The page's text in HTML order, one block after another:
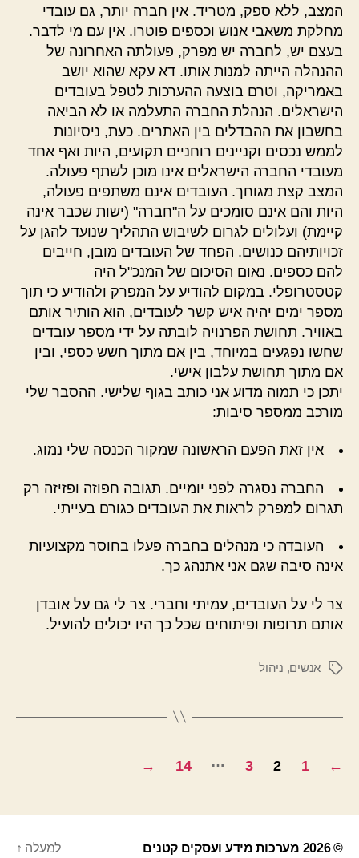
המצב, ללא ספק, מטריד. אין חברה יותר, גם עובדי
מחלקת משאבי אנוש וכספים פוטרו. אין עם מי לדבר.
בעצם יש, לחברה יש מפרק, פעולתה האחרונה של
ההנהלה הייתה למנות אותו. דא עקא שהוא יושב
באמריקה, וטרם בוצעה ההערכות לטפל בעובדים
הישראלים. הנהלת החברה התעלמה או לא הביאה
בחשבון את ההבדלים בין האתרים. כעת, ניסיונות
לממש נכסים וקניינים רוחניים תקועים, היות ואף אחד
מעובדי החברה הישראלים אינו מוכן לשתף פעולה.
המצב קצת מגוחך. העובדים אינם משתפים פעולה,
היות והם אינם סומכים על ה"חברה" (ישות שכבר אינה
קיימת) ועלולים לגרום לשיבוש התהליך שנועד להגן על
זכויותיהם כנושים. הפחד של העובדים מובן, חייבים
להם כספים. נאום הסיכום של המנכ"ל היה
קטסטרופלי. במקום להודיע על המפרק ולהודיע כי תוך
מספר ימים יהיה איש קשר לעובדים, הוא הותיר אותם
באוויר. תחושת הפרנויה לובתה על ידי מספר עובדים
שחשו נפגעים במיוחד, בין אם מתוך חשש כספי, ובין
אם מתוך תחושת עלבון אישי.
יתכן כי תמוה מדוע אני כותב בגוף שלישי. ההסבר שלי
מורכב ממספר סיבות:
אין זאת הפעם הראשונה שמקור הכנסה שלי נמוג.
החברה נסגרה לפני יומיים. תגובה חפוזה ופזיזה רק
תגרום למפרק לראות את העובדים כגורם בעייתי.
העובדה כי מנהלים בחברה פעלו בחוסר מקצועיות
אינה סיבה שגם אני אתנהג כך.
צר לי על העובדים, עמיתי וחברי. צר לי גם על אובדן
אותם תרופות ופיתוחים שכל כך היו יכולים להועיל.
תגיותאנשים, ניהול
Posts
←
1
2
3
…
14
→
© 2026 מערכות מידע ועסקים קטנים למעלה ↑